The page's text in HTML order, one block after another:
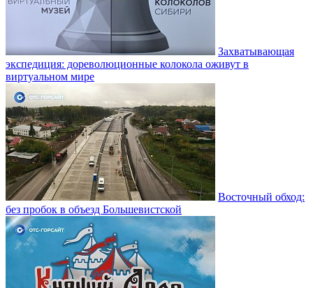
Захватывающая
экспедиция: дореволюционные колокола оживут в
виртуальном мире
Восточный обход:
без пробок в объезд Большевистской